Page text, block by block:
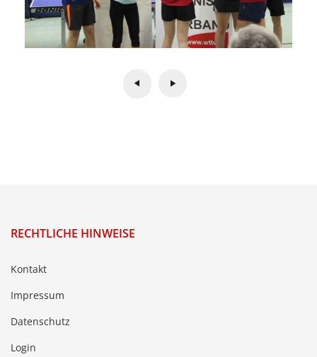
RECHTLICHE HINWEISE
Kontakt
Impressum
Datenschutz
Login